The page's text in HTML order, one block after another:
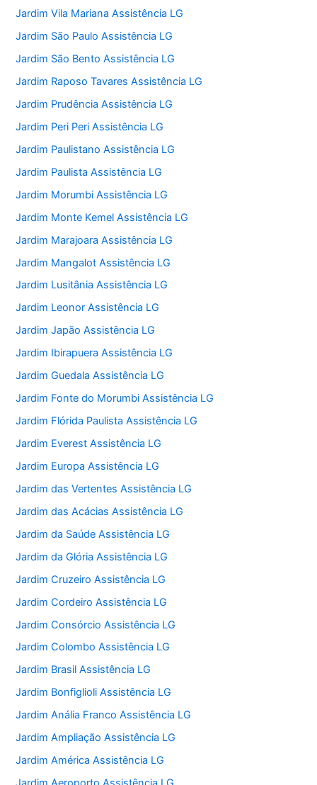
Jardim Vila Mariana Assistência LG
Jardim São Paulo Assistência LG
Jardim São Bento Assistência LG
Jardim Raposo Tavares Assistência LG
Jardim Prudência Assistência LG
Jardim Peri Peri Assistência LG
Jardim Paulistano Assistência LG
Jardim Paulista Assistência LG
Jardim Morumbi Assistência LG
Jardim Monte Kemel Assistência LG
Jardim Marajoara Assistência LG
Jardim Mangalot Assistência LG
Jardim Lusitânia Assistência LG
Jardim Leonor Assistência LG
Jardim Japão Assistência LG
Jardim Ibirapuera Assistência LG
Jardim Guedala Assistência LG
Jardim Fonte do Morumbi Assistência LG
Jardim Flórida Paulista Assistência LG
Jardim Everest Assistência LG
Jardim Europa Assistência LG
Jardim das Vertentes Assistência LG
Jardim das Acácias Assistência LG
Jardim da Saúde Assistência LG
Jardim da Glória Assistência LG
Jardim Cruzeiro Assistência LG
Jardim Cordeiro Assistência LG
Jardim Consórcio Assistência LG
Jardim Colombo Assistência LG
Jardim Brasil Assistência LG
Jardim Bonfiglioli Assistência LG
Jardim Anália Franco Assistência LG
Jardim Ampliação Assistência LG
Jardim América Assistência LG